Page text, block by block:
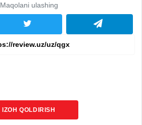
Maqolani ulashing
IZOH QOLDIRISH